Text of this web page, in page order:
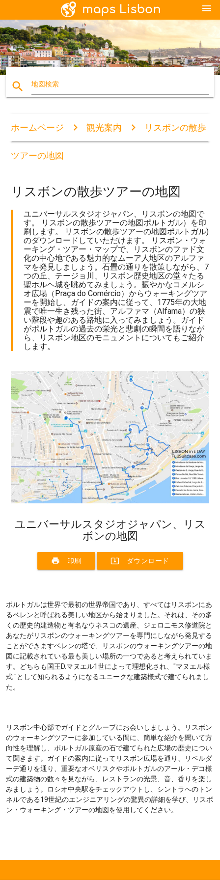
menu
search 地図検索
ホームページ 観光案内 リスボンの散歩
ツアーの地図
リスボンの散歩ツアーの地図
ユニバーサルスタジオジャパン、リスボンの地図で
す。 リスボンの散歩ツアーの地図ポルトガル）を印
刷します。 リスボンの散歩ツアーの地図ポルトガル)
のダウンロードしていただけます。 リスボン・ウォ
ーキング・ツアー・マップで、リスボンのファド文
化の中心地である魅力的なムーア人地区のアルファ
マを発見しましょう。石畳の通りを散策しながら、7
つの丘、テージョ川、リスボン歴史地区の堂々たる
聖ホルヘ城を眺めてみましょう。賑やかなコメルシ
オ広場（Praça do Comércio）からウォーキングツア
ーを開始し、ガイドの案内に従って、1775年の大地
震で唯一生き残った街、アルファマ（Alfama）の狭
い階段や趣のある路地に入ってみましょう。ガイド
がポルトガルの過去の栄光と悲劇の瞬間を語りなが
ら、リスボン地区のモニュメントについてもご紹介
します。
ユニバーサルスタジオジャパン、リス
ボンの地図
print 印刷 system_update_alt ダウンロード
ポルトガルは世界で最初の世界帝国であり、すべてはリスボンにあ
るベレンと呼ばれる美しい地区から始まりました。それは、その多
くの歴史的建造物と有名なウネスコの遺産、ジェロニモス修道院と
あなたがリスボンのウォーキングツアーを専門にしながら発見する
ことができますベレンの塔で、リスボンのウォーキングツアーの地
図に記載されている最も美しい場所の一つであると考えられていま
す。どちらも国王D.マヌエル1世によって理想化され、"マヌエル様
式 "として知られるようになるユニークな建築様式で建てられまし
た。
リスボン中心部でガイドとグループにお会いしましょう。リスボン
のウォーキングツアーに参加している間に、簡単な紹介を聞いて方
向性を理解し、ポルトガル原産の石で建てられた広場の歴史につい
て聞きます。ガイドの案内に従ってリスボン広場を通り、リベルダ
ーデ通りを通り、重要なオベリスクやポルトガルのアール・デコ様
式の建築物の数々を見ながら、レストランの光景、音、香りを楽し
みましょう。ロシオ中央駅をチェックアウトし、シントラへのトン
ネルである19世紀のエンジニアリングの驚異の詳細を学び、リスボ
ン・ウォーキング・ツアーの地図を使用してください。